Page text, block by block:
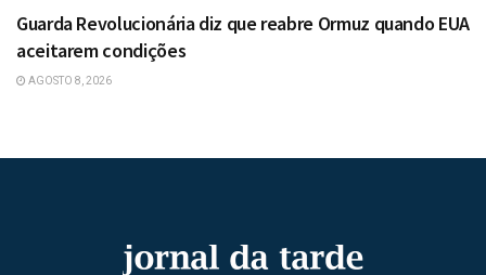
Guarda Revolucionária diz que reabre Ormuz quando EUA
aceitarem condições
AGOSTO 8, 2026